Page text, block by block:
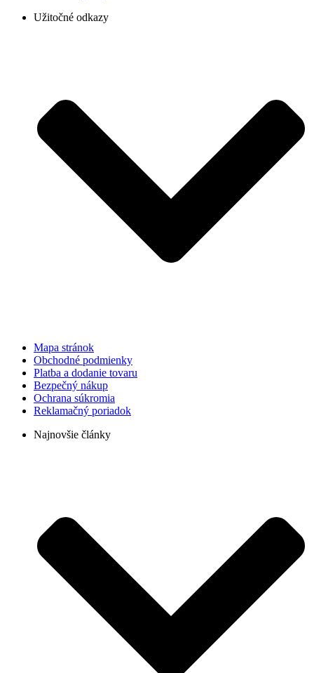
Užitočné odkazy
Mapa stránok
Obchodné podmienky
Platba a dodanie tovaru
Bezpečný nákup
Ochrana súkromia
Reklamačný poriadok
Najnovšie články